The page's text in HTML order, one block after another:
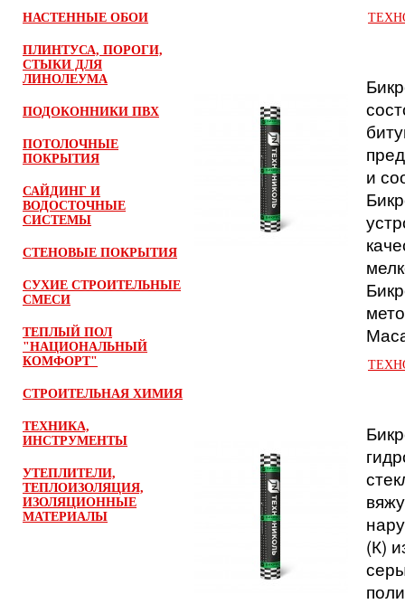
НАСТЕННЫЕ ОБОИ
ПЛИНТУСА, ПОРОГИ,
СТЫКИ ДЛЯ
ЛИНОЛЕУМА
ПОДОКОННИКИ ПВХ
ПОТОЛОЧНЫЕ
ПОКРЫТИЯ
САЙДИНГ И
ВОДОСТОЧНЫЕ
СИСТЕМЫ
СТЕНОВЫЕ ПОКРЫТИЯ
СУХИЕ СТРОИТЕЛЬНЫЕ
СМЕСИ
ТЕПЛЫЙ ПОЛ
"НАЦИОНАЛЬНЫЙ
КОМФОРТ"
СТРОИТЕЛЬНАЯ ХИМИЯ
ТЕХНИКА,
ИНСТРУМЕНТЫ
УТЕПЛИТЕЛИ,
ТЕПЛОИЗОЛЯЦИЯ,
ИЗОЛЯЦИОННЫЕ
МАТЕРИАЛЫ
и
(К)